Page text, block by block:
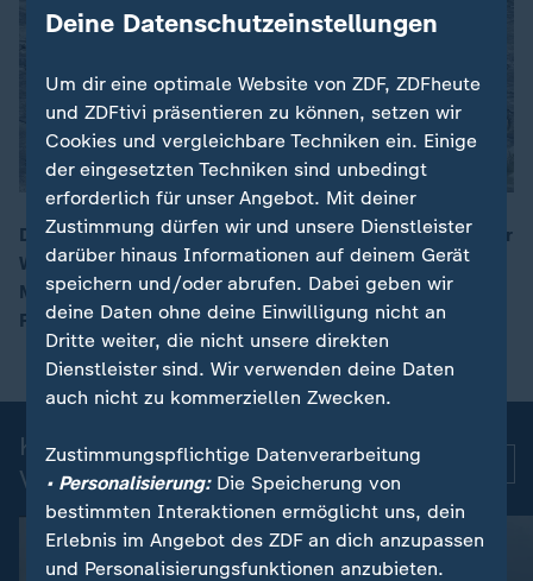
00:14
Die Küste der Ostseeinsel Usedom gleicht derzeit einer
Winterwunderwelt. Frost, Wind und die
Meeresströmung hatten Eisbrocken aufgetürmt – zur
Freude von Anwohnern und Urlaubern.
Kurznachrichten: Aktuelle
Videos
Deine Datenschutzeinstellungen
Um dir eine optimale Website von ZDF, ZDFheute
und ZDFtivi präsentieren zu können, setzen wir
Cookies und vergleichbare Techniken ein. Einige
der eingesetzten Techniken sind unbedingt
erforderlich für unser Angebot. Mit deiner
Zustimmung dürfen wir und unsere Dienstleister
darüber hinaus Informationen auf deinem Gerät
speichern und/oder abrufen. Dabei geben wir
deine Daten ohne deine Einwilligung nicht an
Dritte weiter, die nicht unsere direkten
Dienstleister sind. Wir verwenden deine Daten
auch nicht zu kommerziellen Zwecken.
Zustimmungspflichtige Datenverarbeitung
• Personalisierung:Die Speicherung von
bestimmten Interaktionen ermöglicht uns, dein
Erlebnis im Angebot des ZDF an dich anzupassen
und Personalisierungsfunktionen anzubieten.